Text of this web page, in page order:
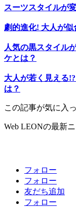
スーツスタイルが
劇的進化! 大人が
人気の黒スタイル
ケとは？
大人が若く見える
は？
この記事が気に入
Web LEONの最新
フォロー
フォロー
友だち追加
フォロー